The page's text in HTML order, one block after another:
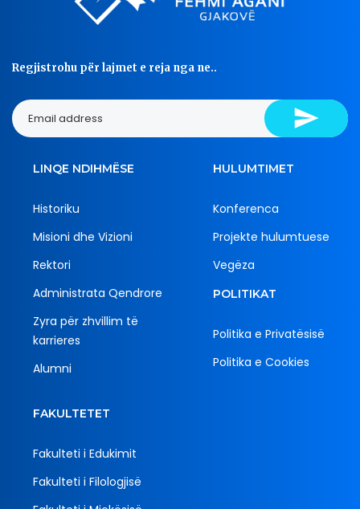
Regjistrohu për lajmet e reja nga ne..
LINQE NDIHMËSE
Historiku
Misioni dhe Vizioni
Rektori
Administrata Qendrore
Zyra për zhvillim të
karrieres
Alumni
HULUMTIMET
Konferenca
Projekte hulumtuese
Vegëza
POLITIKAT
Politika e Privatësisë
Politika e Cookies
FAKULTETET
Fakulteti i Edukimit
Fakulteti i Filologjisë